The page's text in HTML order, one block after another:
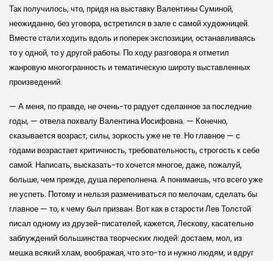
Так получилось, что, придя на выставку Валентины Суминой,
неожиданно, без уговора, встретился в зале с самой художницей.
Вместе стали ходить вдоль и поперек экспозиции, останавливаясь
то у одной, то у другой работы. По ходу разговора я отметил
жанровую многогранность и тематическую широту выставленных
произведений.
— А меня, по правде, не очень-то радует сделанное за последние
годы, — отвела похвалу Валентина Иосифовна. — Конечно,
сказывается возраст, силы, зоркость уже не те. Но главное — с
годами возрастает критичность, требовательность, строгость к себе
самой. Написать, высказать-то хочется многое, даже, пожалуй,
больше, чем прежде, душа переполнена. А понимаешь, что всего уже
не успеть. Потому и нельзя размениваться по мелочам, сделать бы
главное — то, к чему был призван. Вот как в старости Лев Толстой
писал одному из друзей-писателей, кажется, Лескову, касательно
заблуждений большинства творческих людей: достаем, мол, из
мешка всякий хлам, воображая, что это-то и нужно людям, и вдруг